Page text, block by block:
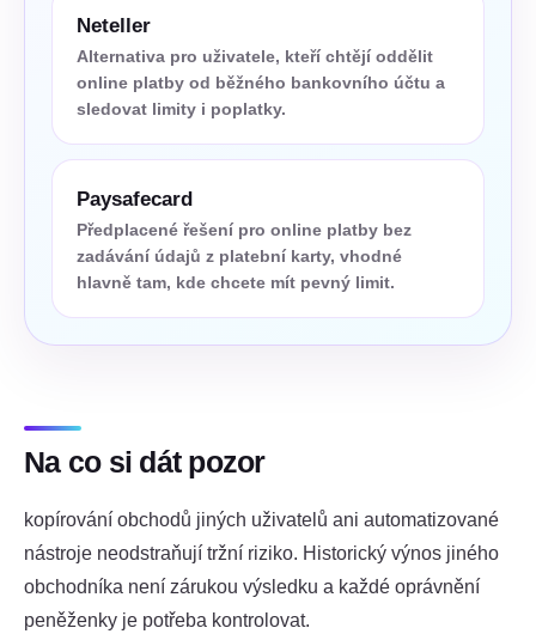
Neteller
Alternativa pro uživatele, kteří chtějí oddělit
online platby od běžného bankovního účtu a
sledovat limity i poplatky.
Paysafecard
Předplacené řešení pro online platby bez
zadávání údajů z platební karty, vhodné
hlavně tam, kde chcete mít pevný limit.
Na co si dát pozor
kopírování obchodů jiných uživatelů ani automatizované
nástroje neodstraňují tržní riziko. Historický výnos jiného
obchodníka není zárukou výsledku a každé oprávnění
peněženky je potřeba kontrolovat.